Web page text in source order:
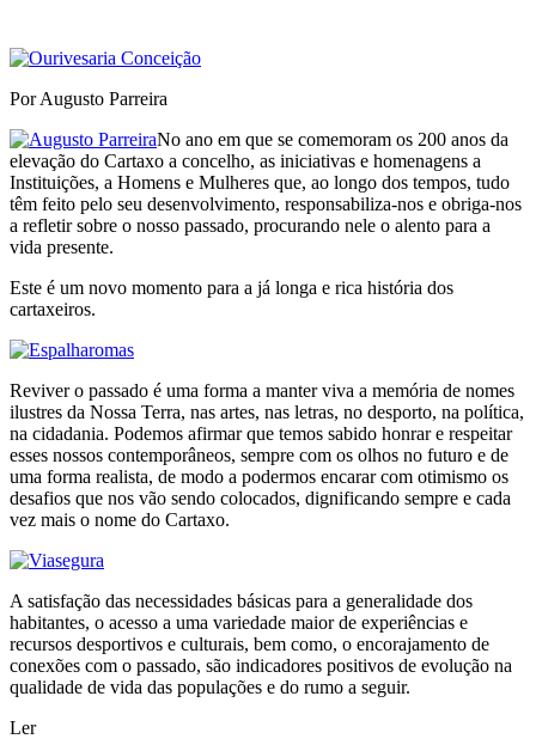
Por Augusto Parreira
No ano em que se comemoram os 200 anos da
elevação do Cartaxo a concelho, as iniciativas e homenagens a
Instituições, a Homens e Mulheres que, ao longo dos tempos, tudo
têm feito pelo seu desenvolvimento, responsabiliza-nos e obriga-nos
a refletir sobre o nosso passado, procurando nele o alento para a
vida presente.
Este é um novo momento para a já longa e rica história dos
cartaxeiros.
Reviver o passado é uma forma a manter viva a memória de nomes
ilustres da Nossa Terra, nas artes, nas letras, no desporto, na política,
na cidadania. Podemos afirmar que temos sabido honrar e respeitar
esses nossos contemporâneos, sempre com os olhos no futuro e de
uma forma realista, de modo a podermos encarar com otimismo os
desafios que nos vão sendo colocados, dignificando sempre e cada
vez mais o nome do Cartaxo.
A satisfação das necessidades básicas para a generalidade dos
habitantes, o acesso a uma variedade maior de experiências e
recursos desportivos e culturais, bem como, o encorajamento de
conexões com o passado, são indicadores positivos de evolução na
qualidade de vida das populações e do rumo a seguir.
Ler